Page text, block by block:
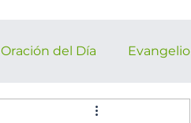
Oración del Día Evangelio